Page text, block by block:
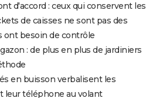
d'accord : ceux qui conservent les
de caisses ne sont pas des
ont besoin de contrôle
: de plus en plus de jardiniers
en buisson verbalisent les
leur téléphone au volant